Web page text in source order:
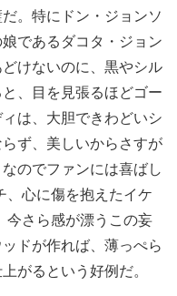
。特にドン・ジョンソ
であるダコタ・ジョン
けないのに、黒やシル
、目を見張るほどゴー
は、大胆できわどいシ
ず、美しいからさすが
のでファンには喜ばし
、心に傷を抱えたイケ
今さら感が漂うこの妄
ドが作れば、薄っぺら
がるという好例だ。